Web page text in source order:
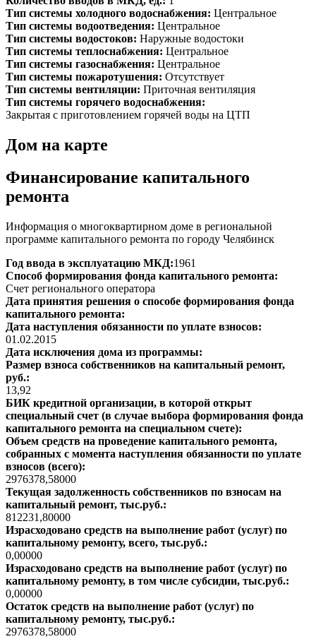
Тип системы холодного водоснабжения: Центральное
Тип системы водоотведения: Центральное
Тип системы водостоков: Наружные водостоки
Тип системы теплоснабжения: Центральное
Тип системы газоснабжения: Центральное
Тип системы пожаротушения: Отсутствует
Тип системы вентиляции: Приточная вентиляция
Тип системы горячего водоснабжения:
Закрытая с приготовлением горячей воды на ЦТП
Дом на карте
Финансирование капитального
ремонта
Информация о многоквартирном доме в региональной
программе капитального ремонта по городу Челябинск
Год ввода в эксплуатацию МКД:1961
Способ формирования фонда капитального ремонта:
Счет регионального оператора
Дата принятия решения о способе формирования фонда
капитального ремонта:
Дата наступления обязанности по уплате взносов:
01.02.2015
Дата исключения дома из программы:
Размер взноса собственников на капитальный ремонт,
руб.:
13,92
БИК кредитной организации, в которой открыт
специальный счет (в случае выбора формирования фонда
капитального ремонта на специальном счете):
Объем средств на проведение капитального ремонта,
собранных с момента наступления обязанности по уплате
взносов (всего):
2976378,58000
Текущая задолженность собственников по взносам на
капитальный ремонт, тыс.руб.:
812231,80000
Израсходовано средств на выполнение работ (услуг) по
капитальному ремонту, всего, тыс.руб.:
0,00000
Израсходовано средств на выполнение работ (услуг) по
капитальному ремонту, в том числе субсидии, тыс.руб.:
0,00000
Остаток средств на выполнение работ (услуг) по
капитальному ремонту, тыс.руб.:
2976378,58000